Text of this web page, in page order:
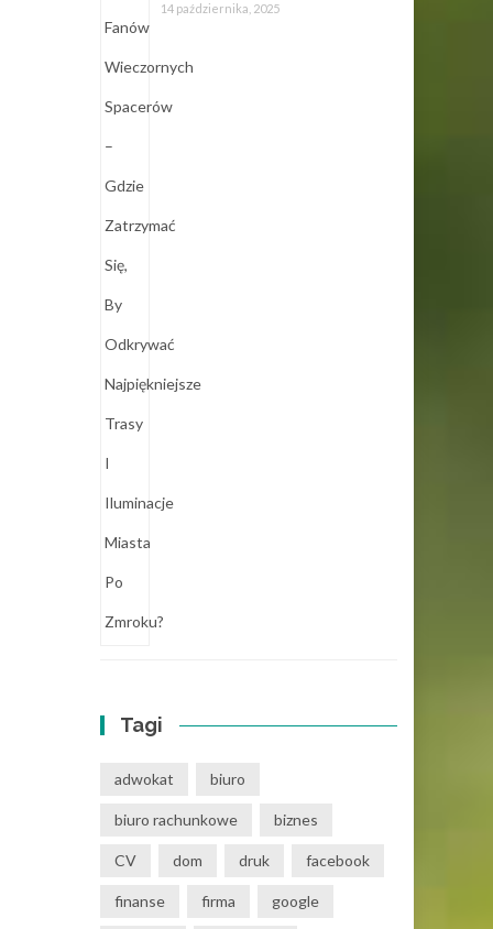
14 października, 2025
Tagi
adwokat biuro
biuro rachunkowe biznes
CV dom druk facebook
finanse firma google